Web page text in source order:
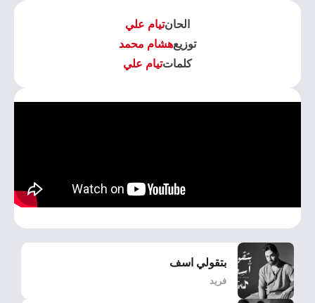
الحانتيام علي
توزيعهشام محمد
كلماتتيام علي
بتقولي اسف
فريد